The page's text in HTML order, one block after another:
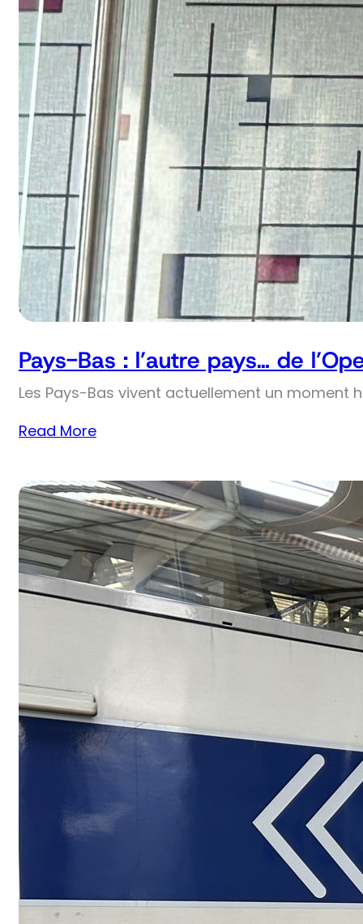
Pays-Bas : l’autre pays… de
Les Pays-Bas vivent actuellement un moment
Read More